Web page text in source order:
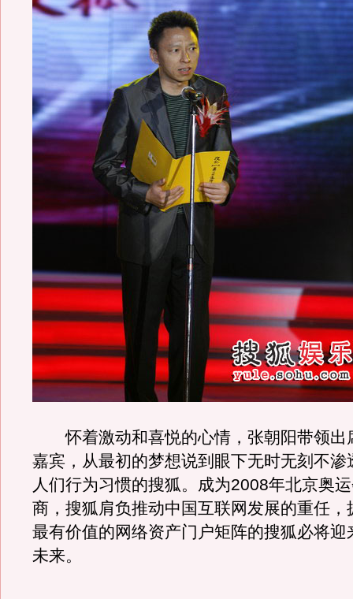
怀着激动和喜悦的心情，张朝阳带领出
嘉宾，从最初的梦想说到眼下无时无刻不渗
人们行为习惯的搜狐。成为2008年北京奥
商，搜狐肩负推动中国互联网发展的重任，
最有价值的网络资产门户矩阵的搜狐必将迎
未来。